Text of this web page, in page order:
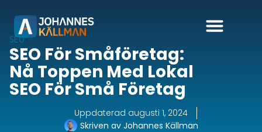
SEO
SEO För Småföretag:
Nå Toppen Med Lokal
SEO För Små Företag
Uppdaterad augusti 1, 2024
Skriven avJohannes Källman